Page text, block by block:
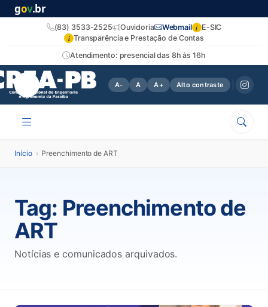
gov.br
Atendimento: presencial das 8h às 16h
(83) 3533-2525 Ouvidoria Webmail i E-SIC
i Transparência e Prestação de Contas
A- A A+ Alto contraste
Início › Preenchimento de ART
Tag: Preenchimento de
ART
Notícias e comunicados arquivados.